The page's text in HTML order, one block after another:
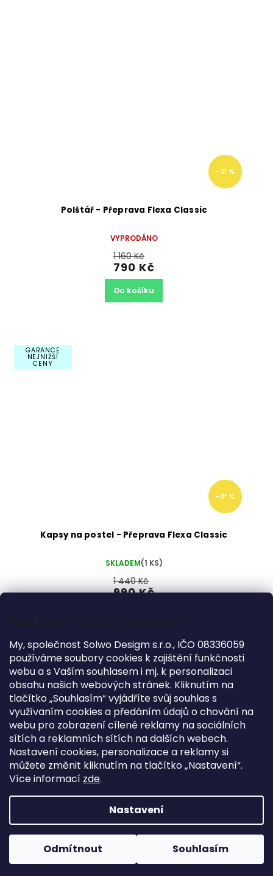
Nastavení ochrany soukromí
My, společnost Solwo Desigm s.r.o., IČO 08336059
používáme soubory cookies k zajištění funkčnosti
webu a s Vaším souhlasem i mj. k personalizaci
obsahu našich webových stránek. Kliknutím na
tlačítko „Souhlasím“ vyjádříte svůj souhlas s
využívaním cookies a předáním údajů o chování na
webu pro zobrazení cílené reklamy na sociálních
sítích a reklamních sítích na dalších webech.
Nastavení cookies, personalizace a reklamy si
můžete změnit kliknutím na tlačítko „Nastavení“.
Více informací zde.
Nastavení
Odmítnout Souhlasím
–31 %
Polštář - Přeprava Flexa Classic
VYPRODÁNO
1 160 Kč
790 Kč
Do košíku
GARANCE
NEJNIŽŠÍ
CENY
–31 %
Kapsy na postel - Přeprava Flexa Classic
SKLADEM(1 KS)
1 440 Kč
990 Kč
Do košíku
O
v
l
á
d
c
í
r
y
NAČÍST DALŠÍ 4
S
T
R
Á
O
V
Á
N
1 2
16položek celkem
NAHORU
Flexa. Všechna práva vyhrazena.
VytvořilShoptet| DesignTomáš Hlad&techka s.r.o.